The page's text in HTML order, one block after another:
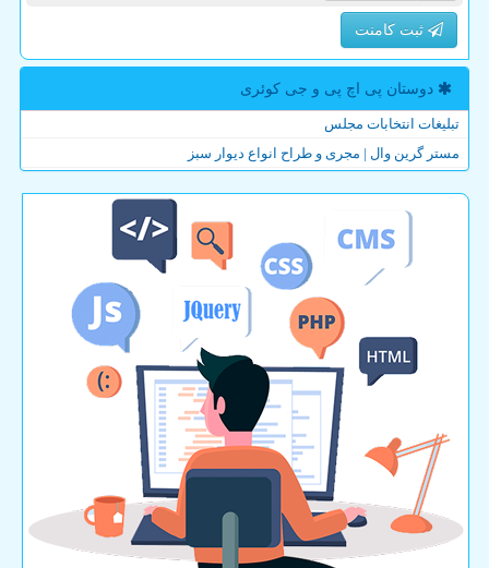
ثبت کامنت
دوستان پی اچ پی و جی كوئری
تبلیغات انتخابات مجلس
مستر گرین وال | مجری و طراح انواع دیوار سبز